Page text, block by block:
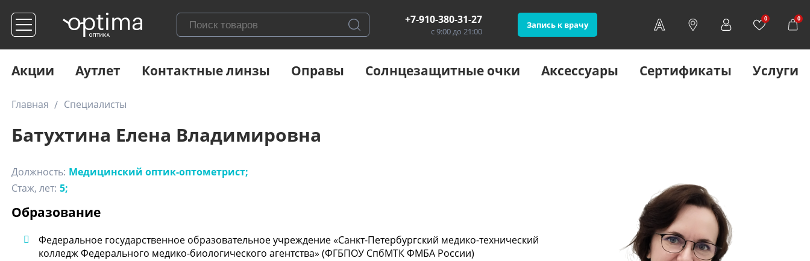
+7-910-380-31-27
с 9:00 до 21:00
Запись к врачу
0 0
Акции Аутлет Контактные линзы Оправы Солнцезащитные очки Аксессуары Сертификаты Услуги
Главная Специалисты
Батухтина Елена Владимировна
Должность: Медицинский оптик-оптометрист;
Стаж, лет: 5;
Образование
Федеральное государственное образовательное учреждение «Санкт-Петербургский медико-технический
колледж Федерального медико-биологического агентства» (ФГБПОУ СпбМТК ФМБА России)